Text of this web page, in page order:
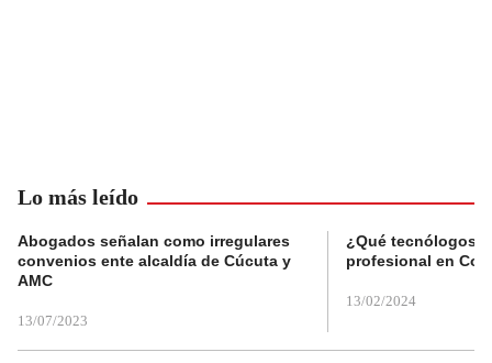
Lo más leído
Abogados señalan como irregulares
convenios ente alcaldía de Cúcuta y
AMC
13/07/2023
¿Qué tecnólogos
profesional en
13/02/2024